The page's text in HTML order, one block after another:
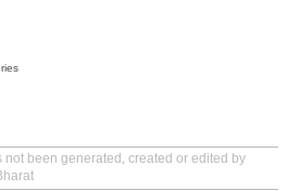
not been generated, created or edited by